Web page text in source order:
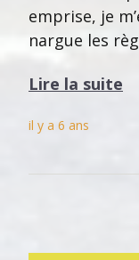
emprise, je
nargue les
Lire la suite
il y a 6 ans